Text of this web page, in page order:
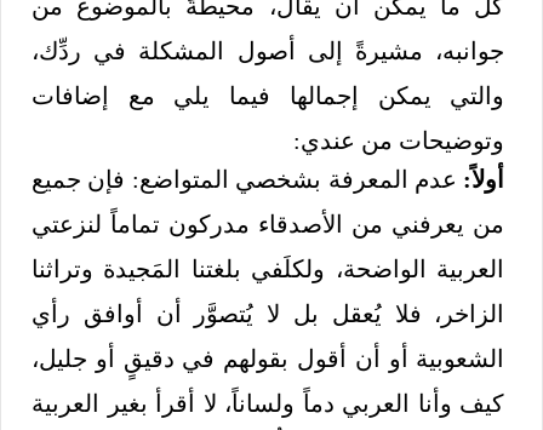
كل ما يمكن أن يقال، محيطةً بالموضوع من
جوانبه، مشيرةً إلى أصول المشكلة في ردِّك،
والتي يمكن إجمالها فيما يلي مع إضافات
وتوضيحات من عندي:
أولاً: عدم المعرفة بشخصي المتواضع: فإن جميع
من يعرفني من الأصدقاء مدركون تماماً لنزعتي
العربية الواضحة، ولكلَفي بلغتنا المَجيدة وتراثنا
الزاخر، فلا يُعقل بل لا يُتصوَّر أن أوافق رأي
الشعوبية أو أن أقول بقولهم في دقيقٍ أو جليل،
كيف وأنا العربي دماً ولساناً، لا أقرأ بغير العربية